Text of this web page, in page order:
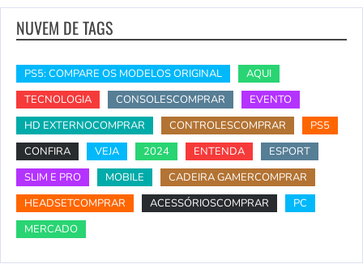
NUVEM DE TAGS
PS5: COMPARE OS MODELOS ORIGINAL
AQUI
TECNOLOGIA
CONSOLESCOMPRAR
EVENTO
HD EXTERNOCOMPRAR
CONTROLESCOMPRAR
PS5
CONFIRA
VEJA 2024 ENTENDA
ESPORT
SLIM E PRO
MOBILE
CADEIRA GAMERCOMPRAR
HEADSETCOMPRAR
ACESSÓRIOSCOMPRAR
PC
MERCADO